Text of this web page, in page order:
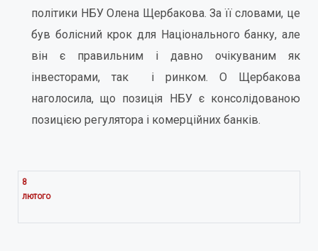
політики НБУ Олена Щербакова. За її словами, це
був болісний крок для Національного банку, але
він є правильним і давно очікуваним як
інвесторами, так і ринком. О Щербакова
наголосила, що позиція НБУ є консолідованою
позицією регулятора і комерційних банків.
8
лютого